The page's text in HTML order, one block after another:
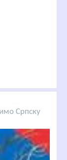
Српску